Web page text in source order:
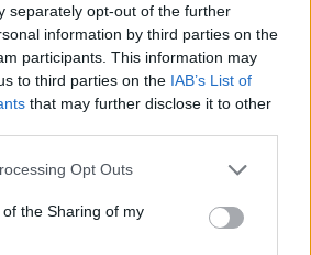
separately opt-out of the further
information by third parties on the
participants. This information may
to third parties on the IAB’s List of
that may further disclose it to other
Opt Outs
the Sharing of my